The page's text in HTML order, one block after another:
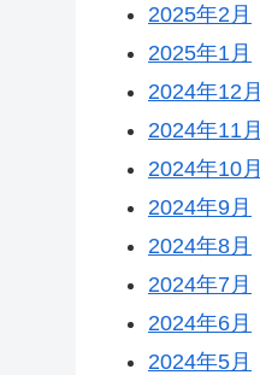
2025年2月
2025年1月
2024年12月
2024年11月
2024年10月
2024年9月
2024年8月
2024年7月
2024年6月
2024年5月